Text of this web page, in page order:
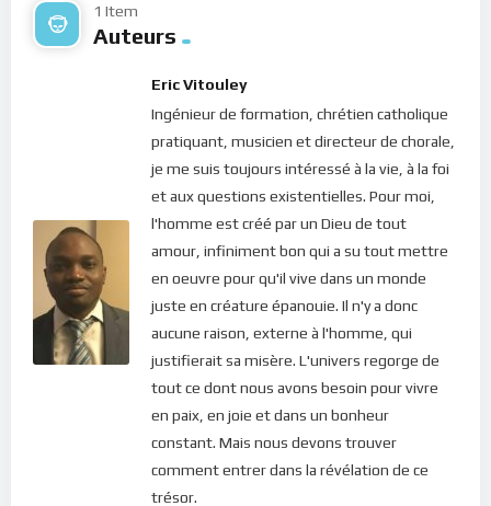
cause de la bonne nouvelle, sa maison, ou ses frères, ou ses
soeurs, ou sa mère, ou son père, ou ses enfants, ou ses
enfants, et des terres,
, et, dans le
siècle à venir, la vie éternelle
Alors, nous devons apprendre à accepter les situations qui
nous arrivent, quelles qu’elles soient, et les offrir au Seigneur.
La confiance en Dieu nous permet d’alléger considérablement
le fardeau de la souffrance que nous apportent ces moments
pénibles car, même si de l’extérieur nous souffrons, de
l’intérieur, nous sommes en paix !
Bonne méditation.
1 Item
Auteurs
Eric Vitouley
Ingénieur de formation, chrétien catholique
pratiquant, musicien et directeur de chorale,
je me suis toujours intéressé à la vie, à la foi
et aux questions existentielles. Pour moi,
l'homme est créé par un Dieu de tout
amour, infiniment bon qui a su tout mettre
en oeuvre pour qu'il vive dans un monde
juste en créature épanouie. Il n'y a donc
aucune raison, externe à l'homme, qui
justifierait sa misère. L'univers regorge de
tout ce dont nous avons besoin pour vivre
en paix, en joie et dans un bonheur
constant. Mais nous devons trouver
comment entrer dans la révélation de ce
trésor.